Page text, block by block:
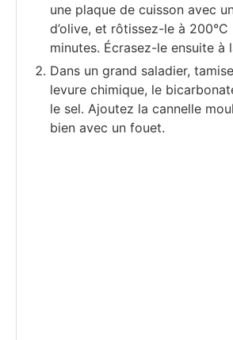
une plaque de cuisson avec
d’olive, et rôtissez-le à
minutes. Écrasez-le ensuite à
Dans un grand saladier,
levure chimique, le
le sel. Ajoutez la cannelle
bien avec un fouet.